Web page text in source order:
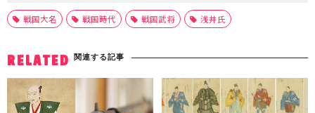
戦国大名 戦国時代 戦国武将 浅井氏
RELATED 関連する記事